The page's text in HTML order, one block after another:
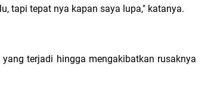
tapi tepat nya kapan saya lupa," katanya.
terjadi hingga mengakibatkan rusaknya